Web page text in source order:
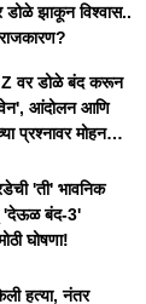
डोळे झाकून विश्वास..
वर डोळे बंद करून
आंदोलन आणि
प्रश्नावर मोहन
'ती' भावनिक
'देऊळ बंद-3'
घोषणा!
हत्या, नंतर